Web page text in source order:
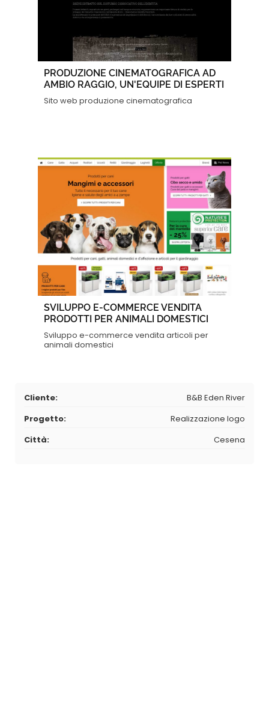
PRODUZIONE CINEMATOGRAFICA AD
AMBIO RAGGIO, UN'EQUIPE DI ESPERTI
Sito web produzione cinematografica
SVILUPPO E-COMMERCE VENDITA
PRODOTTI PER ANIMALI DOMESTICI
Sviluppo e-commerce vendita articoli per
animali domestici
Cliente:
B&B Eden River
Progetto:
Realizzazione logo
Città:
Cesena